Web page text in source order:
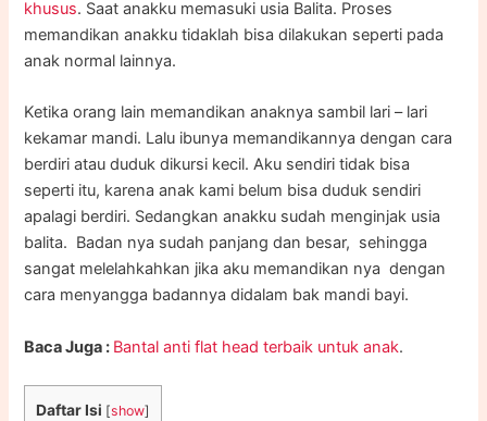
khusus. Saat anakku memasuki usia Balita. Proses
memandikan anakku tidaklah bisa dilakukan seperti pada
anak normal lainnya.
Ketika orang lain memandikan anaknya sambil lari – lari
kekamar mandi. Lalu ibunya memandikannya dengan cara
berdiri atau duduk dikursi kecil. Aku sendiri tidak bisa
seperti itu, karena anak kami belum bisa duduk sendiri
apalagi berdiri. Sedangkan anakku sudah menginjak usia
balita. Badan nya sudah panjang dan besar, sehingga
sangat melelahkahkan jika aku memandikan nya dengan
cara menyangga badannya didalam bak mandi bayi.
Baca Juga : Bantal anti flat head terbaik untuk anak.
Daftar Isi [show]